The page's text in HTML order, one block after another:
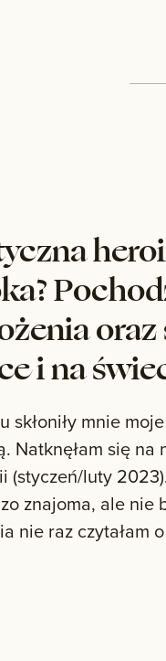
i na
skłoniły mnie
Natknęłam się na
(styczeń/luty
znajoma, ale nie
nie raz czytałam